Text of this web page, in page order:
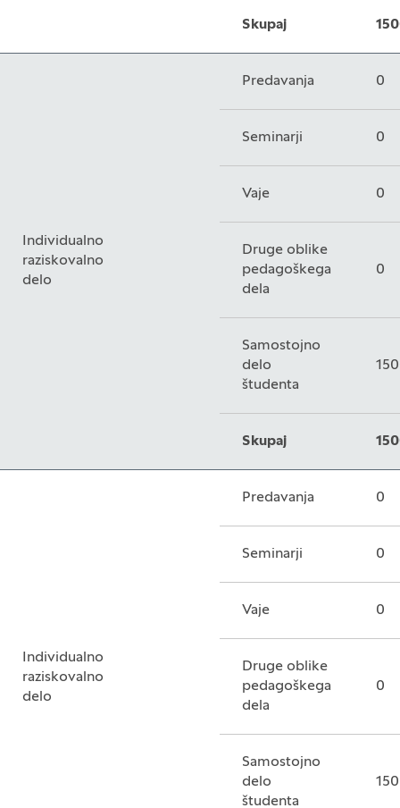
Skupaj
Individualno
raziskovalno
delo
Predavanja 0
Seminarji 0
Vaje 0
Druge oblike
pedagoškega
dela
0
Samostojno
delo
študenta
Skupaj
Individualno
raziskovalno
delo
Predavanja 0
Seminarji 0
Vaje 0
Druge oblike
pedagoškega
dela
0
Samostojno
delo
študenta